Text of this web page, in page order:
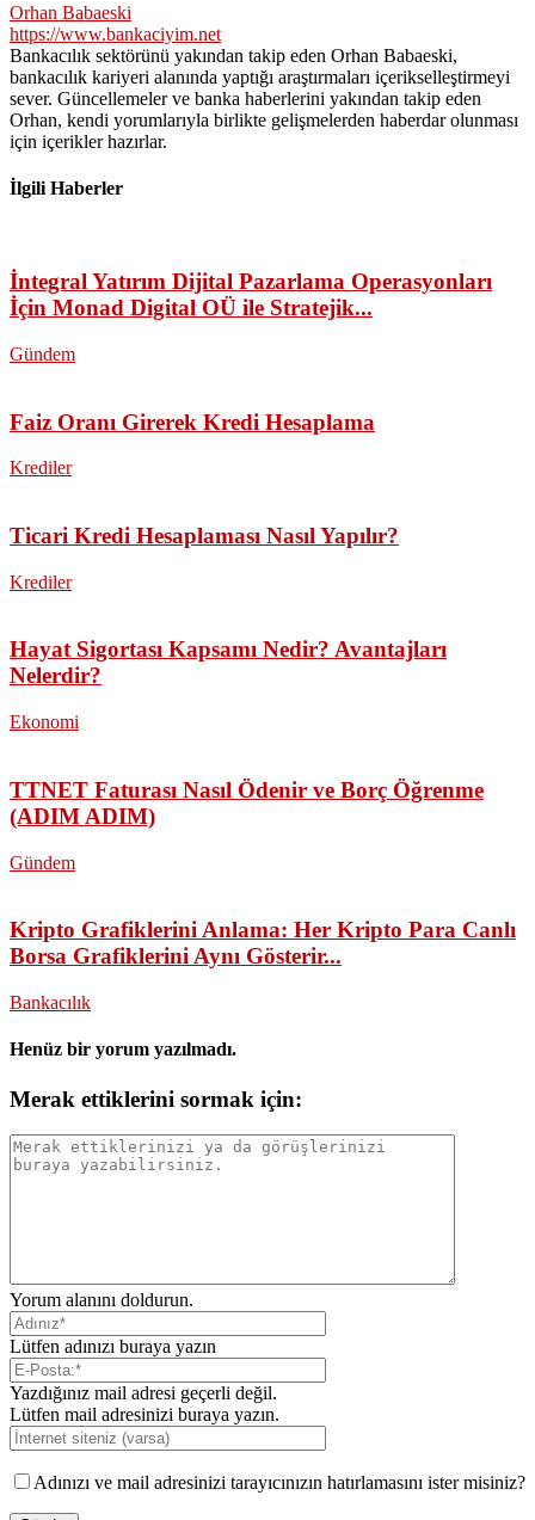
Orhan Babaeski
https://www.bankaciyim.net
Bankacılık sektörünü yakından takip eden Orhan Babaeski,
bankacılık kariyeri alanında yaptığı araştırmaları içerikselleştirmeyi
sever. Güncellemeler ve banka haberlerini yakından takip eden
Orhan, kendi yorumlarıyla birlikte gelişmelerden haberdar olunması
için içerikler hazırlar.
İlgili Haberler
İntegral Yatırım Dijital Pazarlama Operasyonları
İçin Monad Digital OÜ ile Stratejik...
Gündem
Faiz Oranı Girerek Kredi Hesaplama
Krediler
Ticari Kredi Hesaplaması Nasıl Yapılır?
Krediler
Hayat Sigortası Kapsamı Nedir? Avantajları
Nelerdir?
Ekonomi
TTNET Faturası Nasıl Ödenir ve Borç Öğrenme
(ADIM ADIM)
Gündem
Kripto Grafiklerini Anlama: Her Kripto Para Canlı
Borsa Grafiklerini Aynı Gösterir...
Bankacılık
Henüz bir yorum yazılmadı.
Merak ettiklerini sormak için:
Yorum alanını doldurun.
Lütfen adınızı buraya yazın
Yazdığınız mail adresi geçerli değil.
Lütfen mail adresinizi buraya yazın.
Adınızı ve mail adresinizi tarayıcınızın hatırlamasını ister misiniz?